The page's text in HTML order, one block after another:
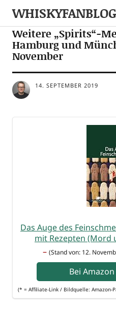
EVENTS
Weitere „Spirits“-
Hamburg und
November
14. SEPTEMBER 2019
Das Auge des
mit Rezep­ten (Mord
– (Stand von: 12.
Bei
(* = Affi­lia­te-Link / Bild­quel­le: Amazon-